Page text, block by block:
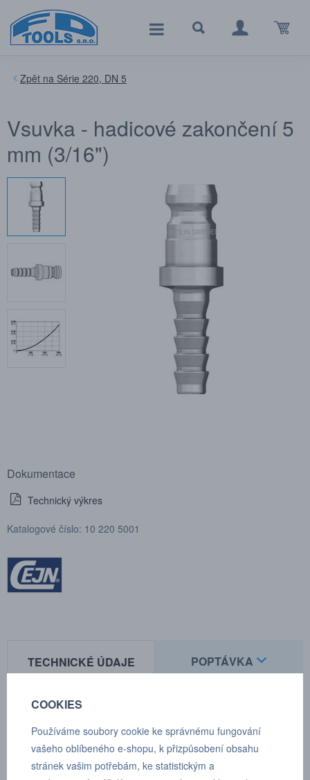
Série 220, DN 5
Vsuvka - hadicové zakončení 5
mm (3/16")
Dokumentace
Technický výkres
Katalogové číslo: 10 220 5001
TECHNICKÉ ÚDAJE POPTÁVKA
Jmenovitý průtočný průměr:5.0 mm (3/16")
Průtok vzduchu:
580 l/min
COOKIES
Používáme soubory cookie ke správnému fungování
vašeho oblíbeného e-shopu, k přizpůsobení obsahu
stránek vašim potřebám, ke statistickým a